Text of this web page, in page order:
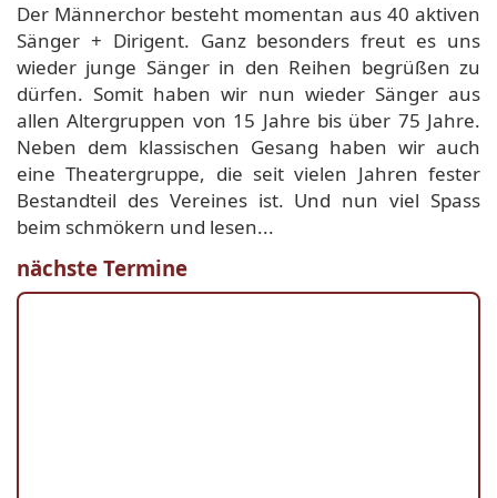
Der Männerchor besteht momentan aus 40 aktiven
Sänger + Dirigent. Ganz besonders freut es uns
wieder junge Sänger in den Reihen begrüßen zu
dürfen. Somit haben wir nun wieder Sänger aus
allen Altergruppen von 15 Jahre bis über 75 Jahre.
Neben dem klassischen Gesang haben wir auch
eine Theatergruppe, die seit vielen Jahren fester
Bestandteil des Vereines ist. Und nun viel Spass
beim schmökern und lesen...
nächste Termine